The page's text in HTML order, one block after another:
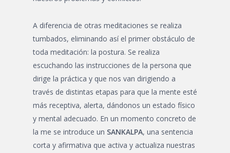
A diferencia de otras meditaciones se realiza
tumbados, eliminando así el primer obstáculo de
toda meditación: la postura. Se realiza
escuchando las instrucciones de la persona que
dirige la práctica y que nos van dirigiendo a
través de distintas etapas para que la mente esté
más receptiva, alerta, dándonos un estado físico
y mental adecuado. En un momento concreto de
la me se introduce un SANKALPA, una sentencia
corta y afirmativa que activa y actualiza nuestras